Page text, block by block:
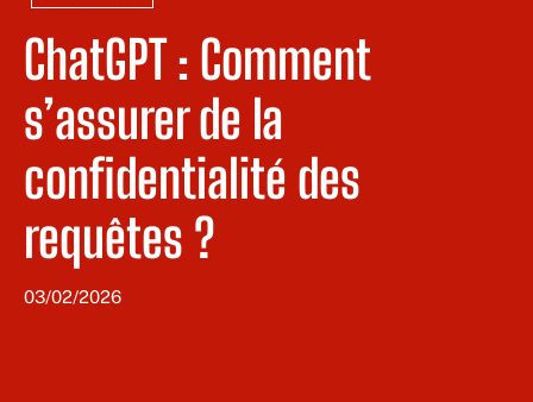
ChatGPT : Comment
s’assurer de la
confidentialité des
requêtes ?
03/02/2026